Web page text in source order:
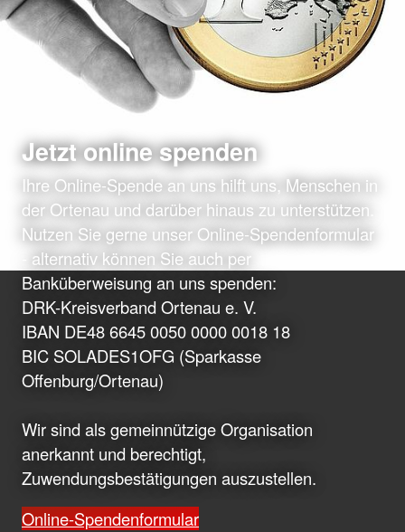
Jetzt online spenden
Ihre Online-Spende an uns hilft uns, Menschen in
der Ortenau und darüber hinaus zu unterstützen.
Nutzen Sie gerne unser Online-Spendenformular
- alternativ können Sie auch per
Banküberweisung an uns spenden:
DRK-Kreisverband Ortenau e. V.
IBAN DE48 6645 0050 0000 0018 18
BIC SOLADES1OFG (Sparkasse
Offenburg/Ortenau)
Wir sind als gemeinnützige Organisation
anerkannt und berechtigt,
Zuwendungsbestätigungen auszustellen.
Online-Spendenformular